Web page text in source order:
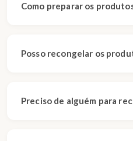
Como preparar os
Posso recongelar os
Preciso de alguém para